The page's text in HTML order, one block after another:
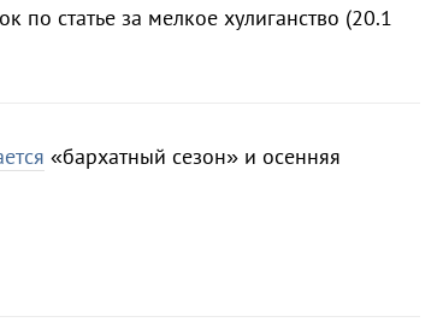
по статье за мелкое хулиганство (20.1
«бархатный сезон» и осенняя